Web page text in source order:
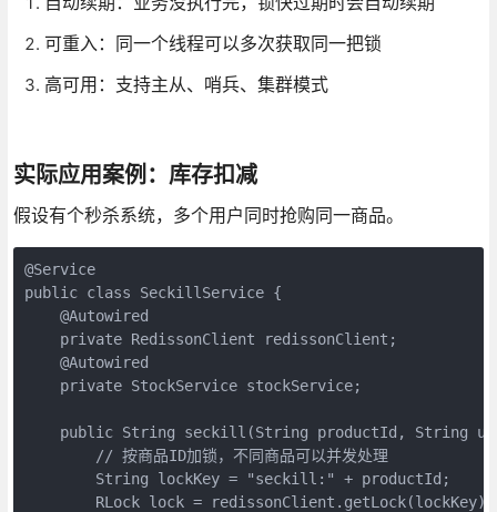
可重入：同一个线程可以多次获取同一把锁
高可用：支持主从、哨兵、集群模式
实际应用案例：库存扣减
假设有个秒杀系统，多个用户同时抢购同一商品。
@Service
public class SeckillService {
    @Autowired
    private RedissonClient redissonClient;
    @Autowired
    private StockService stockService;
public String seckill(String productId, String
        // 按商品ID加锁，不同商品可以并发处理
        String lockKey = "seckill:" + productId;
        RLock lock = redissonClient.getLock(lockKey);